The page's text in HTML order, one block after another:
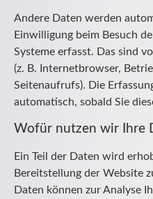
Andere Daten werden
Einwilligung beim Besuch
Systeme erfasst. Das sind
(z. B. Internetbrowser,
Seitenaufrufs). Die
automatisch, sobald Sie
Wofür nutzen wir Ihre
Ein Teil der Daten wird
Bereitstellung der Website
Daten können zur Analyse